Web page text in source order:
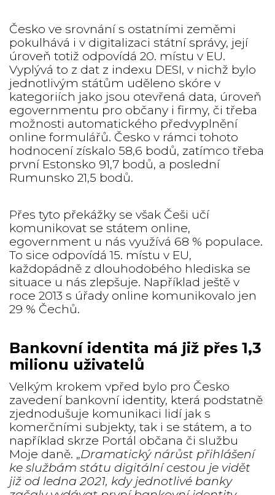
Česko ve srovnání s ostatními zeměmi
pokulhává i v digitalizaci státní správy, její
úroveň totiž odpovídá 20. místu v EU.
Vyplývá to z dat z indexu DESI, v nichž bylo
jednotlivým státům uděleno skóre v
kategoriích jako jsou otevřená data, úroveň
egovernmentu pro občany i firmy, či třeba
možnosti automatického předvyplnění
online formulářů. Česko v rámci tohoto
hodnocení získalo 58,6 bodů, zatímco třeba
první Estonsko 91,7 bodů, a poslední
Rumunsko 21,5 bodů.
Přes tyto překážky se však Češi učí
komunikovat se státem online,
egovernment u nás využívá 68 % populace.
To sice odpovídá 15. místu v EU,
každopádně z dlouhodobého hlediska se
situace u nás zlepšuje. Například ještě v
roce 2013 s úřady online komunikovalo jen
29 % Čechů.
Bankovní identita má již přes 1,3
milionu uživatelů
Velkým krokem vpřed bylo pro Česko
zavedení bankovní identity, která podstatně
zjednodušuje komunikaci lidí jak s
komerčními subjekty, tak i se státem, a to
například skrze Portál občana či službu
Moje daně. „Dramatický nárůst přihlášení
ke službám státu digitální cestou je vidět
již od ledna 2021, kdy jednotlivé banky